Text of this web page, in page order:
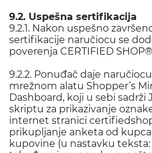
9.2. Uspešna sertifikacija
9.2.1. Nakon uspešno
sertifikacije naručiocu se
poverenja CERTIFIED
9.2.2. Ponuđač daje
mrežnom alatu Shopper’s
Dashboard, koji u sebi sadrži
skriptu za prikazivanje
internet stranici
prikupljanje anketa od
kupovine (u nastavku